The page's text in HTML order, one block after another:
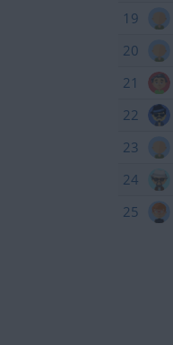
19
20
21
22
23
24
25